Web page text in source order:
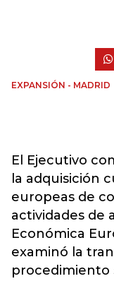
EXPANSIÓN - MADRID
El Ejecutivo
la adquisición
europeas de
actividades de
Económica
examinó la
procedimiento